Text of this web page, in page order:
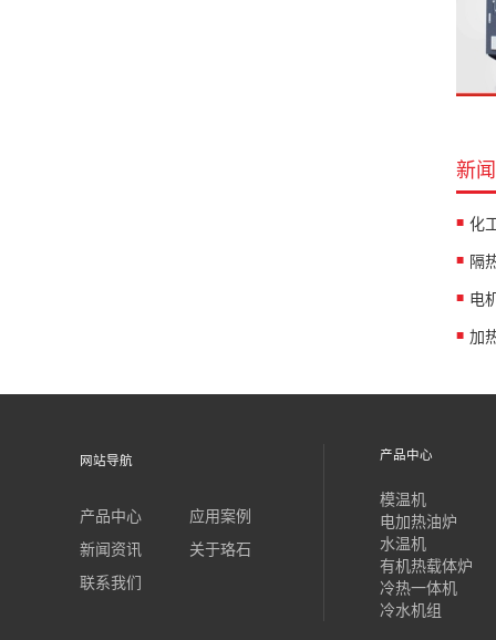
新
网站导航
产品中心
应用案例
新闻资讯
关于珞石
联系我们
产品中心
模温机
电加热油炉
水温机
有机热载体炉
冷热一体机
冷水机组